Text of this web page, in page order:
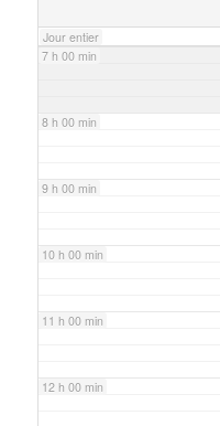
Jour entier
7 h 00 min
8 h 00 min
9 h 00 min
10 h 00 min
11 h 00 min
12 h 00 min